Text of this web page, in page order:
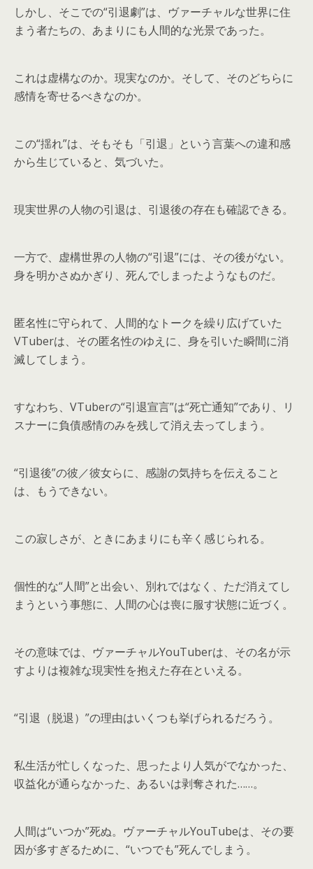
しかし、そこでの“引退劇”は、ヴァーチャルな世界に住
まう者たちの、あまりにも人間的な光景であった。
これは虚構なのか。現実なのか。そして、そのどちらに
感情を寄せるべきなのか。
この“揺れ”は、そもそも「引退」という言葉への違和感
から生じていると、気づいた。
現実世界の人物の引退は、引退後の存在も確認できる。
一方で、虚構世界の人物の“引退”には、その後がない。
身を明かさぬかぎり、死んでしまったようなものだ。
匿名性に守られて、人間的なトークを繰り広げていた
VTuberは、その匿名性のゆえに、身を引いた瞬間に消
滅してしまう。
すなわち、VTuberの“引退宣言”は“死亡通知”であり、リ
スナーに負債感情のみを残して消え去ってしまう。
“引退後”の彼／彼女らに、感謝の気持ちを伝えること
は、もうできない。
この寂しさが、ときにあまりにも辛く感じられる。
個性的な“人間”と出会い、別れではなく、ただ消えてし
まうという事態に、人間の心は喪に服す状態に近づく。
その意味では、ヴァーチャルYouTuberは、その名が示
すよりは複雑な現実性を抱えた存在といえる。
“引退（脱退）”の理由はいくつも挙げられるだろう。
私生活が忙しくなった、思ったより人気がでなかった、
収益化が通らなかった、あるいは剥奪された……。
人間は“いつか”死ぬ。ヴァーチャルYouTubeは、その要
因が多すぎるために、“いつでも”死んでしまう。